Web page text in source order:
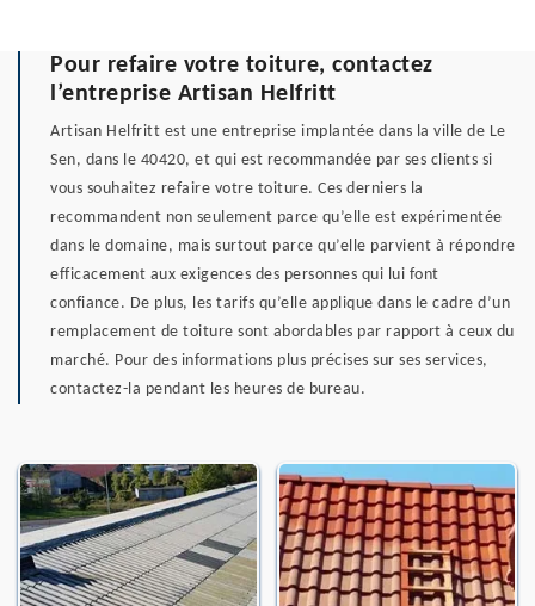
Pour refaire votre toiture, contactez
l’entreprise Artisan Helfritt
Artisan Helfritt est une entreprise implantée dans la ville de Le
Sen, dans le 40420, et qui est recommandée par ses clients si
vous souhaitez refaire votre toiture. Ces derniers la
recommandent non seulement parce qu’elle est expérimentée
dans le domaine, mais surtout parce qu’elle parvient à répondre
efficacement aux exigences des personnes qui lui font
confiance. De plus, les tarifs qu’elle applique dans le cadre d’un
remplacement de toiture sont abordables par rapport à ceux du
marché. Pour des informations plus précises sur ses services,
contactez-la pendant les heures de bureau.